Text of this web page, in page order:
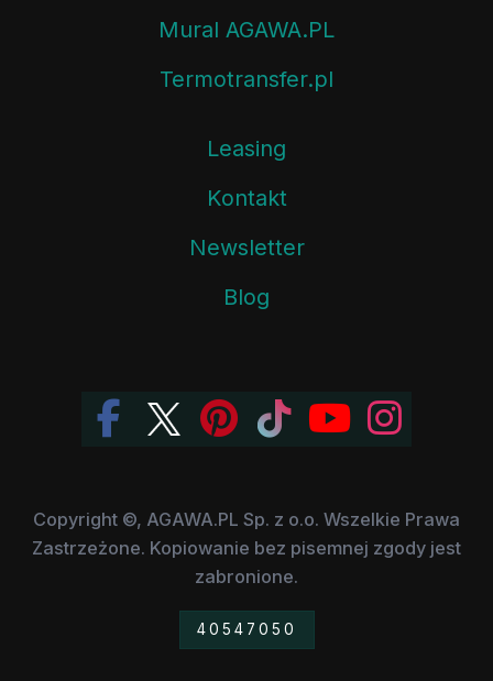
Mural AGAWA.PL
Termotransfer.pl
Leasing
Kontakt
Newsletter
Blog
Copyright ©, AGAWA.PL Sp. z o.o. Wszelkie Prawa
Zastrzeżone. Kopiowanie bez pisemnej zgody jest
zabronione.
40547050